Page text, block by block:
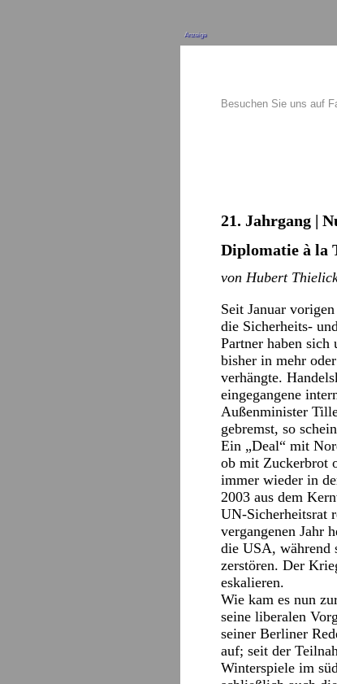
Anzeige
Besuchen Sie uns auf
21. Jahrgang |
Diplomatie à la
von Hubert
Seit Januar
die Sicherheits-
Partner haben sich
bisher in mehr
verhängte.
eingegangene
Außenminister
gebremst, so
Ein „Deal“ mit
ob mit Zuckerbrot
immer wieder in
2003 aus dem
UN-Sicherheitsrat
vergangenen Jahr
die USA, während
zerstören. Der
eskalieren.
Wie kam es nun
seine liberalen
seiner Berliner
auf; seit der
Winterspiele im